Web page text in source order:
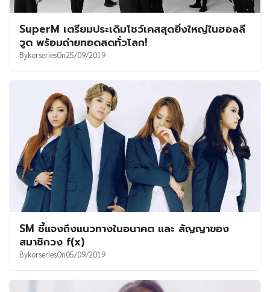
SuperM เตรียมประเดิมโชว์เคสสุดยิ่งใหญ่ในฮอลลี
วูด พร้อมถ่ายทอดสดทั่วโลก!
BykorseriesOn25/09/2019
SM ชี้แจงถึงแนวทางในอนาคต และ สัญญาของ
สมาชิกวง f(x)
BykorseriesOn05/09/2019